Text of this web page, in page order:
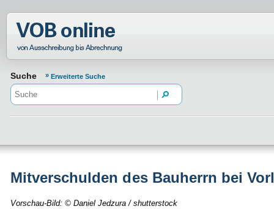
Normenportal Barrierefreiheit
Suche Erweiterte Suche
Mitverschulden des Bauherrn bei
Vorschau-Bild: © Daniel Jedzura / shutterstock